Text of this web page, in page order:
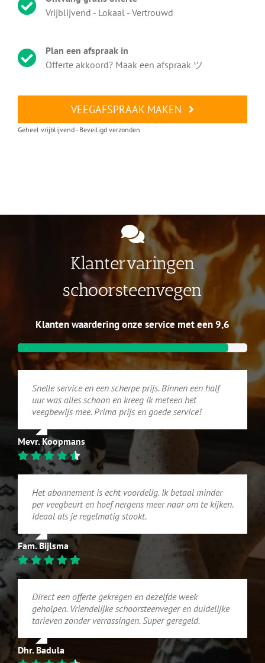
Vrijblijvend - Lokaal - Vertrouwd
Plan een afspraak in
Offerte akkoord? Maak een afspraak ツ
VEEGAFSPRAAK MAKEN
Geheel vrijblijvend - Beveiligd verzonden
Klantervaringen
schoorsteenvegen
Klanten waardering onze service met een 9,6
Snelle service en een scherpe prijs. Binnen een half
uur was alles schoon en kreeg ik meteen het
veegbewijs mee. Prima prijs en goede service!
Mevr. Koopmans
Het abonnement is echt voordelig. Ik betaal minder
per veegbeurt en hoef nergens meer naar om te kijken.
Ideaal als je regelmatig stookt.
Fam. Bijlsma
Direct een offerte gekregen en dezelfde week
geholpen. Vriendelijke schoorsteenveger en duidelijke
tarieven zonder verrassingen. Super geregeld.
Dhr. Badula